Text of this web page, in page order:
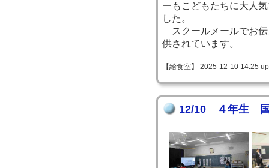
ーもこどもたちに大人
した。
スクールメールでお伝
供されています。
【給食室】 2025-12-10 14:25
12/10 ４年生